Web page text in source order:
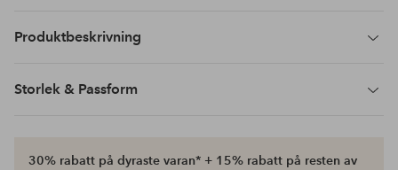
Produktbeskrivning
Storlek & Passform
30% rabatt på dyraste varan* + 15% rabatt på resten av